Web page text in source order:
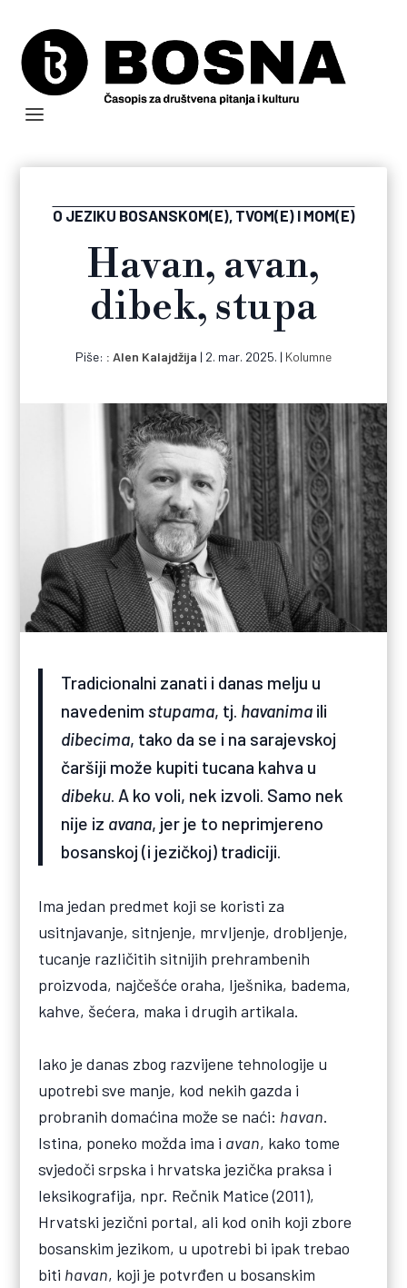
O JEZIKU BOSANSKOM(E), TVOM(E) I MOM(E)
Havan, avan,
dibek, stupa
Piše: Alen Kalajdžija | 2. mar. 2025. | Kolumne
Tradicionalni zanati i danas melju u
navedenimstupama, tj. havanima ili
dibecima, tako da se i na sarajevskoj
čaršiji može kupiti tucana kahva u
dibeku. A ko voli, nek izvoli. Samo nek
nije iz avana, jer je to neprimjereno
bosanskoj (i jezičkoj) tradiciji.
Ima jedan predmet koji se koristi za
usitnjavanje, sitnjenje, mrvljenje, drobljenje,
tucanje različitih sitnijih prehrambenih
proizvoda, najčešće oraha, lješnika, badema,
kahve, šećera, maka i drugih artikala.
Iako je danas zbog razvijene tehnologije u
upotrebi sve manje, kod nekih gazda i
probranih domaćina može se naći: havan.
Istina, poneko možda ima i avan, kako tome
svjedoči srpska i hrvatska jezička praksa i
leksikografija, npr. Rečnik Matice (2011),
Hrvatski jezični portal, ali kod onih koji zbore
bosanskim jezikom, u upotrebi bi ipak trebao
biti havan, koji je potvrđen u bosanskim